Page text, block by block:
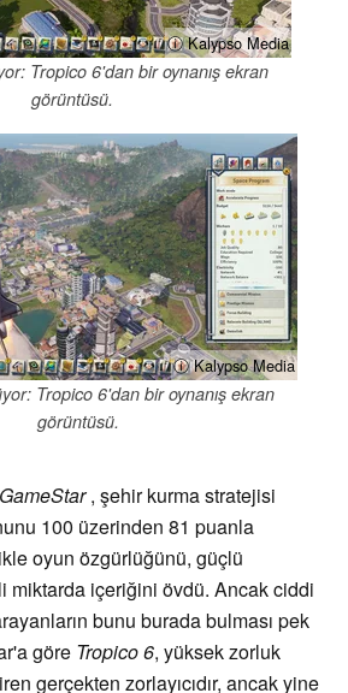
ⓘ Kalypso Media
Tropico 6'dan bir oynanış ekran
görüntüsü.
ⓘ Kalypso Media
Tropico 6'dan bir oynanış ekran
görüntüsü.
GameStar, şehir kurma stratejisi
100 üzerinden 81 puanla
oyun özgürlüğünü, güçlü
miktarda içeriğini övdü. Ancak ciddi
bunu burada bulması pek
göre Tropico 6, yüksek zorluk
gerçekten zorlayıcıdır, ancak yine